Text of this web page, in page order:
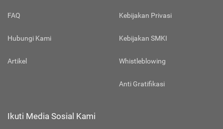
FAQ
Hubungi Kami
Artikel
Kebijakan Privasi
Kebijakan SMKI
Whistleblowing
Anti Gratifikasi
Ikuti Media Sosial Kami